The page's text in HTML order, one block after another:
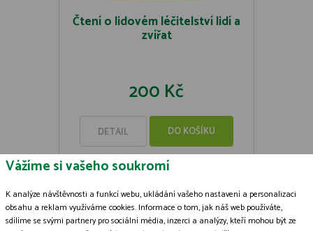
Čtení o lidovém léčitelství lidí a
zvířat
200 Kč
DETAIL DO KOŠÍKU
Vážíme si vašeho soukromí
K analýze návštěvnosti a funkcí webu, ukládání vašeho nastavení a personalizaci
obsahu a reklam využíváme cookies. Informace o tom, jak náš web používáte,
sdílíme se svými partnery pro sociální média, inzerci a analýzy, kteří mohou být ze